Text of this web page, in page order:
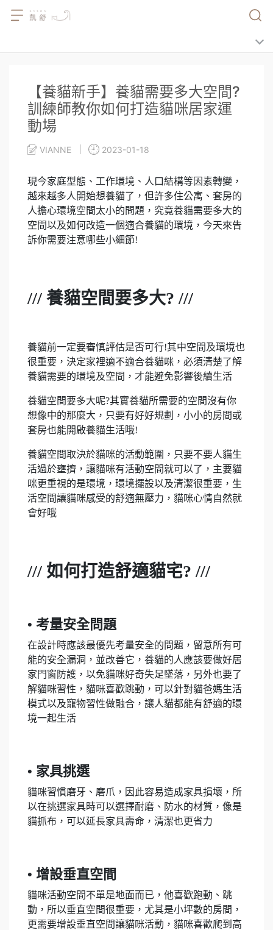
【養貓新手】養貓需要多大空間?
訓練師教你如何打造貓咪居家運
動場
VIANNE 2023-01-18
現今家庭型態、工作環境、人口結構等因素轉變，
越來越多人開始想養貓了，但許多住公寓、套房的
人擔心環境空間太小的問題，究竟養貓需要多大的
空間以及如何改造一個適合養貓的環境，今天來告
訴你需要注意哪些小細節!
/// 養貓空間要多大? ///
養貓前一定要審慎評估是否可行!其中空間及環境也
很重要，決定家裡適不適合養貓咪，必須清楚了解
養貓需要的環境及空間，才能避免影響後續生活
養貓空間要多大呢?其實養貓所需要的空間沒有你
想像中的那麼大，只要有好好規劃，小小的房間或
套房也能開啟養貓生活哦!
養貓空間取決於貓咪的活動範圍，只要不要人貓生
活過於壅擠，讓貓咪有活動空間就可以了，主要貓
咪更重視的是環境，環境擺設以及清潔很重要，生
活空間讓貓咪感受的舒適無壓力，貓咪心情自然就
會好哦
/// 如何打造舒適貓宅? ///
• 考量安全問題
在設計時應該最優先考量安全的問題，留意所有可
能的安全漏洞，並改善它，養貓的人應該要做好居
家門窗防護，以免貓咪好奇失足墜落，另外也要了
解貓咪習性，貓咪喜歡跳動，可以針對貓爸媽生活
模式以及寵物習性做融合，讓人貓都能有舒適的環
境一起生活
• 家具挑選
貓咪習慣磨牙、磨爪，因此容易造成家具損壞，所
以在挑選家具時可以選擇耐磨、防水的材質，像是
貓抓布，可以延長家具壽命，清潔也更省力
• 增設垂直空間
貓咪活動空間不單是地面而已，他喜歡跑動、跳
動，所以垂直空間很重要，尤其是小坪數的房間，
更需要增設垂直空間讓貓咪活動，貓咪喜歡爬到高